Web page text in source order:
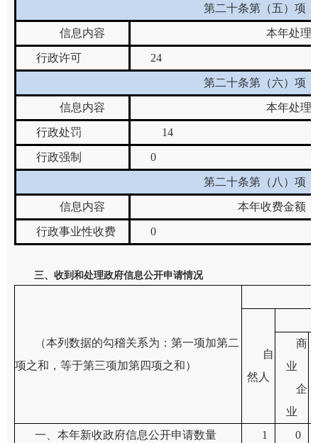
第二十条第（五）项
信息内容 本年处理
行政许可 24
第二十条第（六）项
信息内容 本年处理
行政处罚 14
行政强制 0
第二十条第（八）项
信息内容 本年收费金额
行政事业性收费 0
三、收到和处理政府信息公开申请情况
（本列数据的勾稽关系为：第一项加第二
项之和，等于第三项加第四项之和）
自
然人
商
业
企
业
一、本年新收政府信息公开申请数量
1 0